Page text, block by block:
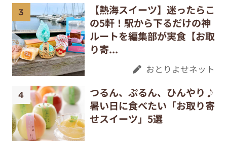
【熱海スイーツ】迷ったらこ
の5軒！駅から下るだけの神
ルートを編集部が実食【お取
り寄...
おとりよせネット
つるん、ぷるん、ひんやり♪
暑い日に食べたい「お取り寄
せスイーツ」5選